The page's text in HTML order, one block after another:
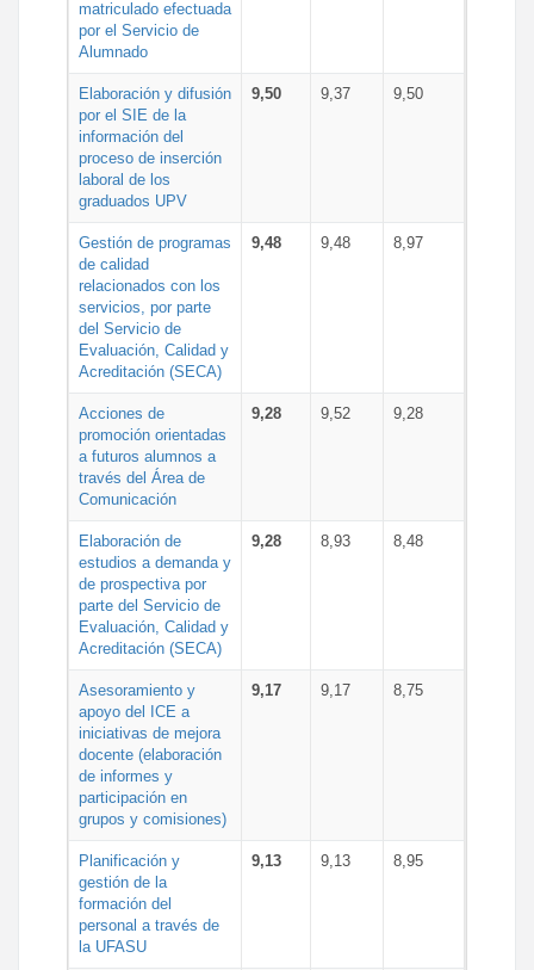
matriculado efectuada
por el Servicio de
Alumnado
Elaboración y difusión
por el SIE de la
información del
proceso de inserción
laboral de los
graduados UPV
9,50 9,37 9,50
Gestión de programas
de calidad
relacionados con los
servicios, por parte
del Servicio de
Evaluación, Calidad y
Acreditación (SECA)
9,48 9,48 8,97
Acciones de
promoción orientadas
a futuros alumnos a
través del Área de
Comunicación
9,28 9,52 9,28
Elaboración de
estudios a demanda y
de prospectiva por
parte del Servicio de
Evaluación, Calidad y
Acreditación (SECA)
9,28 8,93 8,48
Asesoramiento y
apoyo del ICE a
iniciativas de mejora
docente (elaboración
de informes y
participación en
grupos y comisiones)
9,17 9,17 8,75
Planificación y
gestión de la
formación del
personal a través de
la UFASU
9,13 9,13 8,95